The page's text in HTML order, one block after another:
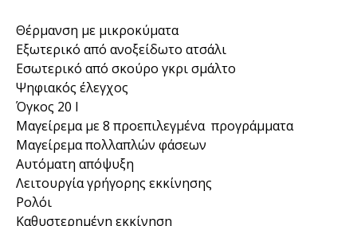
Θέρμανση με μικροκύματα
Εξωτερικό από ανοξείδωτο ατσάλι
Εσωτερικό από σκούρο γκρι σμάλτο
Ψηφιακός έλεγχος
Όγκος 20 l
Μαγείρεμα με 8 προεπιλεγμένα προγράμματα
Μαγείρεμα πολλαπλών φάσεων
Αυτόματη απόψυξη
Λειτουργία γρήγορης εκκίνησης
Ρολόι
Καθυστερημένη εκκίνηση